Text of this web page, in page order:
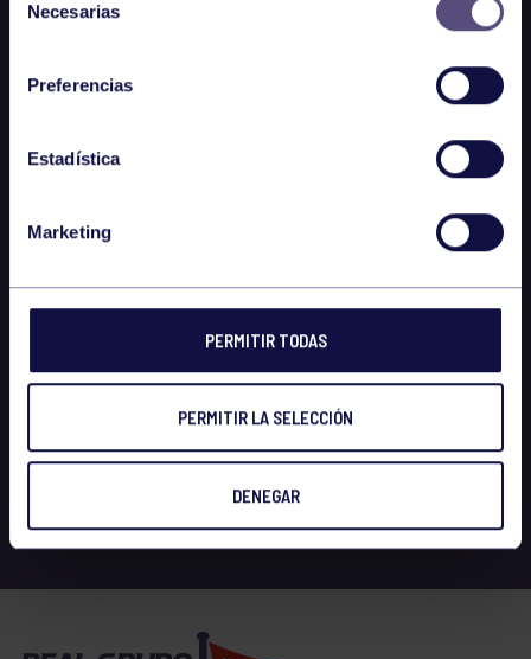
Necesarias
Preferencias
Estadística
Marketing
PERMITIR TODAS
PERMITIR LA SELECCIÓN
DENEGAR